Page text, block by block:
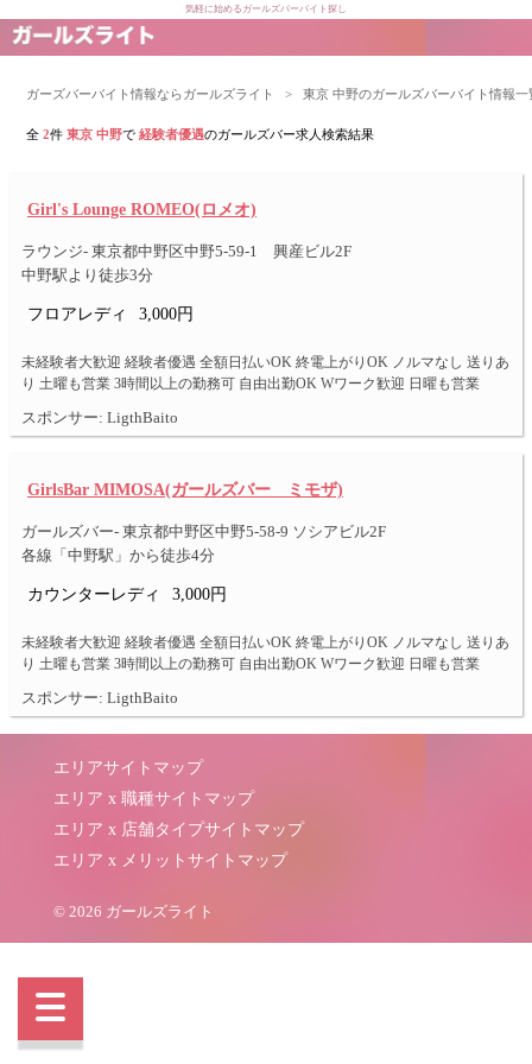
気軽に始めるガールズバーバイト探し
ガーズバーバイト情報ならガールズライト > 東京 中野のガールズバーバイト情報一
全2件東京 中野で経験者優遇のガールズバー求人検索結果
Girl's Lounge ROMEO(ロメオ)
ラウンジ- 東京都中野区中野5-59-1 興産ビル2F
中野駅より徒歩3分
フロアレディ 3,000円
未経験者大歓迎 経験者優遇 全額日払いOK 終電上がりOK ノルマなし 送りあ
り 土曜も営業 3時間以上の勤務可 自由出勤OK Wワーク歓迎 日曜も営業
スポンサー: LigthBaito
GirlsBar MIMOSA(ガールズバー ミモザ)
ガールズバー- 東京都中野区中野5-58-9 ソシアビル2F
各線「中野駅」から徒歩4分
カウンターレディ 3,000円
未経験者大歓迎 経験者優遇 全額日払いOK 終電上がりOK ノルマなし 送りあ
り 土曜も営業 3時間以上の勤務可 自由出勤OK Wワーク歓迎 日曜も営業
スポンサー: LigthBaito
エリアサイトマップ
エリア x 職種サイトマップ
エリア x 店舗タイプサイトマップ
エリア x メリットサイトマップ
© 2026 ガールズライト